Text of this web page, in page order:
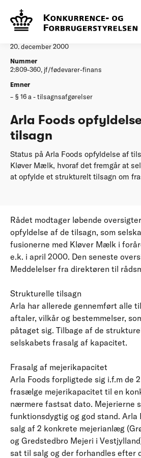
Afgørelser
20. december 2000
Nummer
2:809-360, jf/fødevarer-finans
Emner
§ 16 a - tilsagnsafgørelser
Arla Foods
tilsagn
Status på Arla Foods opfyldelse af
Kløver Mælk, hvoraf det fremgår at
at opfylde et strukturelt tilsagn om
Rådet modtager løbende
opfyldelse af de tilsagn, som
fusionerne med Kløver Mælk i
e.k. i april 2000. Den seneste
Meddelelser fra direktøren til
Strukturelle tilsagn
Arla har allerede gennemført alle
aftaler, vilkår og bestemmelser,
påtaget sig. Tilbage af de
selskabets frasalg af kapacitet.
Frasalg af mejerikapacitet
Arla Foods forpligtede sig i.f.m de
frasælge mejerikapacitet til en
nærmere fastsat dato. Mejerierne
funktionsdygtig og god stand. Arla
salg af 2 konkrete mejerianlæg
og Gredstedbro Mejeri i
sat til salg og der forhandles efter